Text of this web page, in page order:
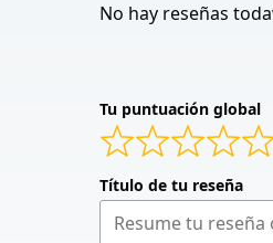
No hay reseñas
Tu puntuación global
Título de tu reseña